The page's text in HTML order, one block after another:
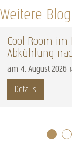
Weitere
Cool Room im
Abkühlung
am 4. August 2026
Details